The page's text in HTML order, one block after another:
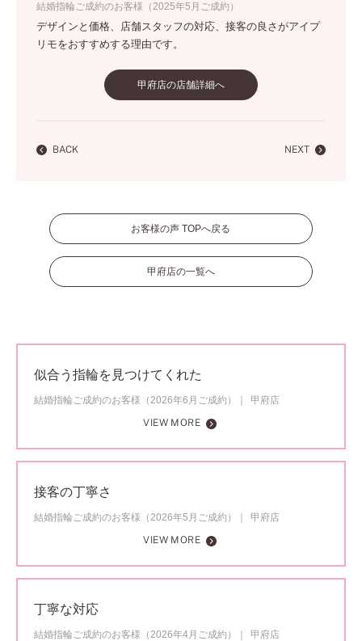
結婚指輪ご成約のお客様（2025年5月ご成約）
デザインと価格、店舗スタッフの対応、接客の良さがアイプ
リモをおすすめする理由です。
甲府店の店舗詳細へ
BACK NEXT
お客様の声 TOPへ戻る
甲府店の一覧へ
似合う指輪を見つけてくれた
結婚指輪ご成約のお客様（2026年6月ご成約）
甲府店
VIEW MORE
接客の丁寧さ
結婚指輪ご成約のお客様（2026年5月ご成約）
甲府店
VIEW MORE
丁寧な対応
結婚指輪ご成約のお客様（2026年4月ご成約）
甲府店